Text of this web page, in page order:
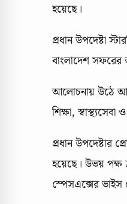
হয়েছে।
প্রধান উপদেষ্টা
বাংলাদেশ সফরের
আলোচনায় উঠে
শিক্ষা,
প্রধান উপদেষ্টার
হয়েছে। উভয় পক্ষ
স্পেসএক্সের ভাইস